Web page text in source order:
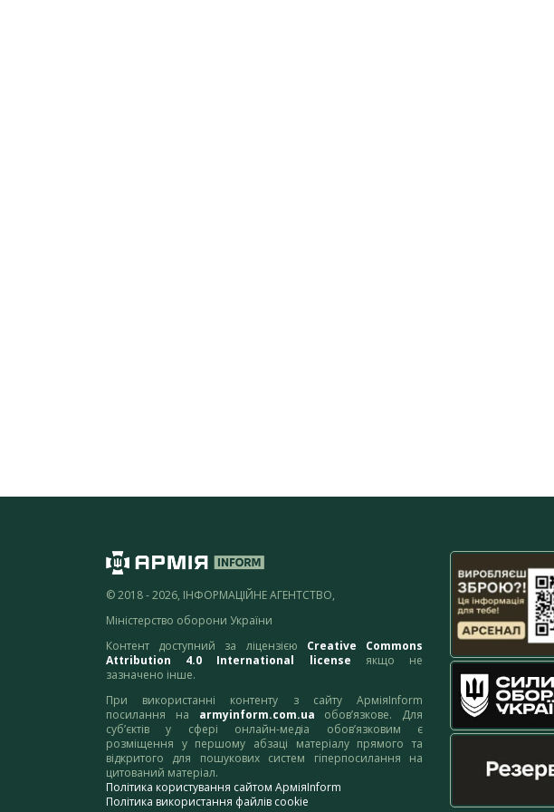
© 2018 - 2026, ІНФОРМАЦІЙНЕ АГЕНТСТВО,
Міністерство оборони України
Контент доступний за ліцензією Creative Commons
Attribution 4.0 International license якщо не
зазначено інше.
При використанні контенту з сайту АрміяInform
посилання на armyinform.com.ua обов’язкове. Для
суб’єктів у сфері онлайн-медіа обов’язковим є
розміщення у першому абзаці матеріалу прямого та
відкритого для пошукових систем гіперпосилання на
цитований матеріал.
Політика користування сайтом АрміяInform
Політика використання файлів cookie